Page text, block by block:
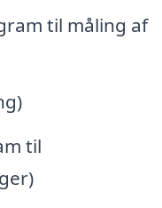
til måling af
til